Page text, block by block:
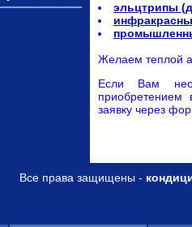
эльцтрипы
Желаем теплой
Если Вам
приобретением
заявку через
Все права защищены -